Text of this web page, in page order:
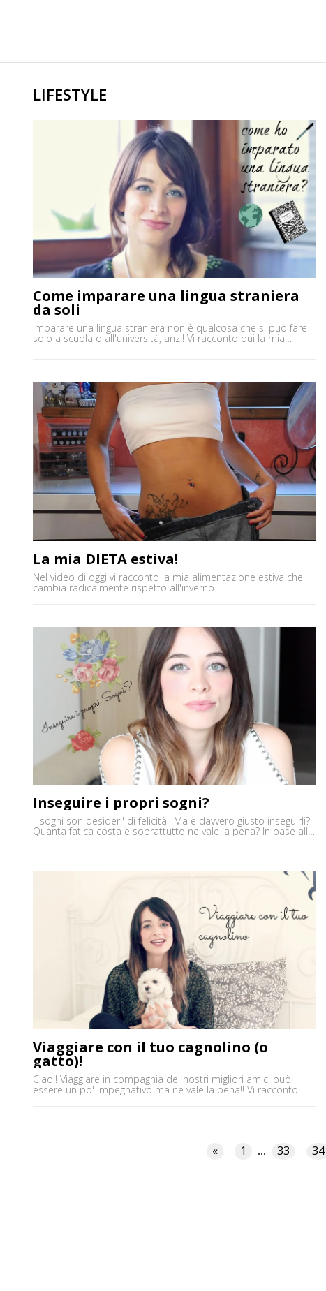
LIFESTYLE
Come imparare una lingua straniera
da soli
Imparare una lingua straniera non è qualcosa che si può fare
solo a scuola o all'università, anzi! Vi racconto qui la mia
diventare queste due lingue [']
La mia DIETA estiva!
Nel video di oggi vi racconto la mia alimentazione estiva che
cambia radicalmente rispetto all'inverno.
Inseguire i propri sogni?
'I sogni son desideri' di felicità'' Ma è davvero giusto inseguirli?
Quanta fatica costa e soprattutto ne vale la pena? In base alle
Viaggiare con il tuo cagnolino (o
gatto)!
Ciao!! Viaggiare in compagnia dei nostri migliori amici può
essere un po' impegnativo ma ne vale la pena!! Vi racconto la
« 1 ... 33 34